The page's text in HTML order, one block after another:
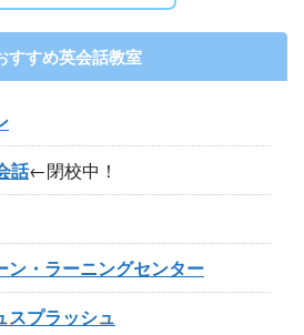
すすめ英会話教室
話←閉校中！
ン・ラーニングセンター
スプラッシュ